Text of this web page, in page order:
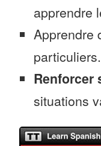
apprendre
Apprendre
particuliers.
Renforcer
situations